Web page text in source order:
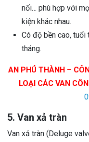
nối… phù hợp với
kiện khác nhau.
Có độ bền cao, tuổi
tháng.
AN PHÚ THÀNH –
LOẠI CÁC VAN
5. Van xả tràn
Van xả tràn (Deluge